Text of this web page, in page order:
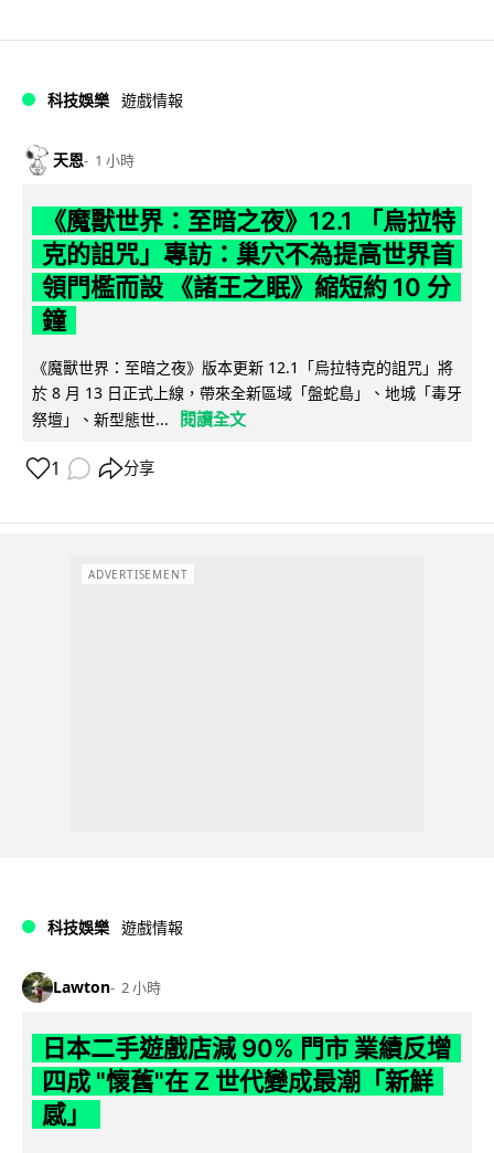
科技娛樂 遊戲情報
天恩 1 小時
《魔獸世界：至暗之夜》12.1 「烏拉特
克的詛咒」專訪：巢穴不為提高世界首
領門檻而設 《諸王之眠》縮短約 10 分
鐘
《魔獸世界：至暗之夜》版本更新 12.1「烏拉特克的詛咒」將
於 8 月 13 日正式上線，帶來全新區域「盤蛇島」、地城「毒牙
祭壇」、新型態世...
閱讀全文
1 分享
ADVERTISEMENT
科技娛樂 遊戲情報
Lawton 2 小時
日本二手遊戲店減 90% 門市 業績反增
四成 "懷舊"在 Z 世代變成最潮「新鮮
感」